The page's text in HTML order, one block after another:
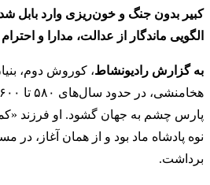
کبیر بدون جنگ و خون‌ریزی وارد بابل
الگویی ماندگار از عدالت، مدارا و
به گزارش رادیونشاط، کوروش دوم،
پارس چشم به جهان گشود. او فرزند
نوه پادشاه ماد بود و از همان آغاز، در
برداشت.